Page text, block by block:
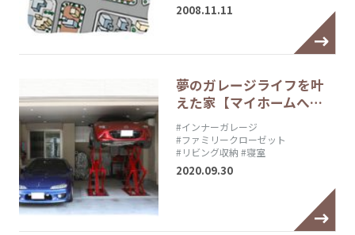
2008.11.11
夢のガレージライフを叶
えた家【マイホームへ…
#インナーガレージ
#ファミリークローゼット
#リビング収納 #寝室
2020.09.30